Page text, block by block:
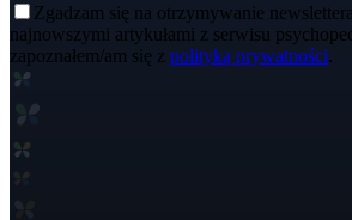
Zgadzam się na otrzymywanie
najnowszymi artykułami z serwisu
zapoznałem/am się z polityką prywatności.